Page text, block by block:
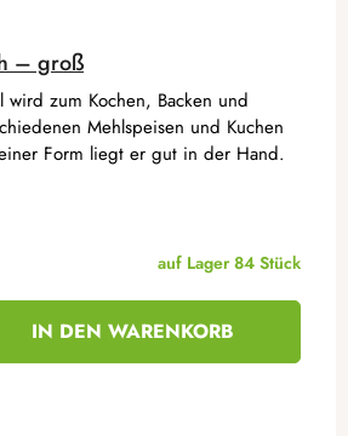
– groß
auf Lager 84 Stück
IN DEN WARENKORB
wird zum Kochen, Backen und
Mehlspeisen und Kuchen
Form liegt er gut in der Hand.